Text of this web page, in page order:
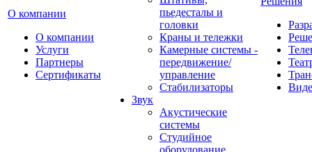
О компании
О компании
Услуги
Партнеры
Сертификаты
пьедесталы и
головки
Краны и тележки
Камерные системы -
передвижение/
управление
Стабилизаторы
Звук
Акустические
системы
Студийное
оборудование